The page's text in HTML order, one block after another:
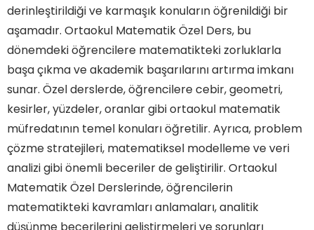
derinleştirildiği ve karmaşık konuların öğrenildiği bir
aşamadır. Ortaokul Matematik Özel Ders, bu
dönemdeki öğrencilere matematikteki zorluklarla
başa çıkma ve akademik başarılarını artırma imkanı
sunar. Özel derslerde, öğrencilere cebir, geometri,
kesirler, yüzdeler, oranlar gibi ortaokul matematik
müfredatının temel konuları öğretilir. Ayrıca, problem
çözme stratejileri, matematiksel modelleme ve veri
analizi gibi önemli beceriler de geliştirilir. Ortaokul
Matematik Özel Derslerinde, öğrencilerin
matematikteki kavramları anlamaları, analitik
düşünme becerilerini geliştirmeleri ve sorunları